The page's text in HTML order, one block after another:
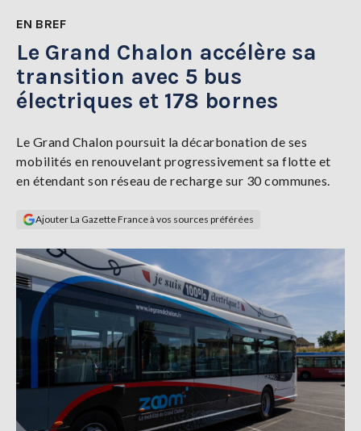
TENDANCES
SERVICES
LA
Se
EN BREF
Le Grand Chalon accélère sa
transition avec 5 bus
électriques et 178 bornes
Le Grand Chalon poursuit la décarbonation de ses
mobilités en renouvelant progressivement sa flotte et
en étendant son réseau de recharge sur 30 communes.
Ajouter La Gazette France à vos sources préférées